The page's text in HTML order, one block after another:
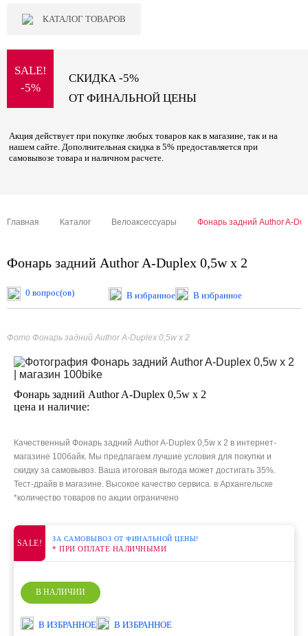
КАТАЛОГ ТОВАРОВ
SALE!
-5%
СКИДКА -5%
ОТ ФИНАЛЬНОЙ ЦЕНЫ
Акция действует при покупке любых товаров как в магазине, так и на
нашем сайте. Дополнительная скидка в 5% предоставляется при
самовывозе товара и наличном расчете.
Главная Каталог Велоаксессуары Фонарь задний Author A-
Фонарь задний Author A-Duplex 0,5w x 2
0 вопрос(ов) В избранное В избранное
Фото Фонарь задний Author A-Duplex 0,5w x 2
Фонарь задний Author A-Duplex 0,5w x 2
цена и наличие:
Качественный Фонарь задний Author A-Duplex 0,5w x 2 в интернет-
магазине 100байк. Мы предлагаем лучшие условия для покупки и
скидку за самовывоз. Ваша итоговая выгода может достигать 35%.
Тест-драйв в магазине. Высокое качество сервиса. в Архангельске
*количество товаров по акции ограничено
SALE! ЗА САМОВЫВОЗ ОТ ФИНАЛЬНОЙ ЦЕНЫ!
* ПРИ ОПЛАТЕ НАЛИЧНЫМИ
В НАЛИЧИИ
В ИЗБРАННОЕ В ИЗБРАННОЕ